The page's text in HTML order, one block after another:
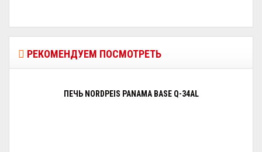
РЕКОМЕНДУЕМ ПОСМОТРЕТЬ
ПЕЧЬ NORDPEIS PANAMA BASE Q-34AL